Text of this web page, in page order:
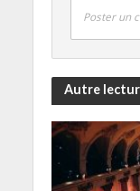
Poster un
Autre